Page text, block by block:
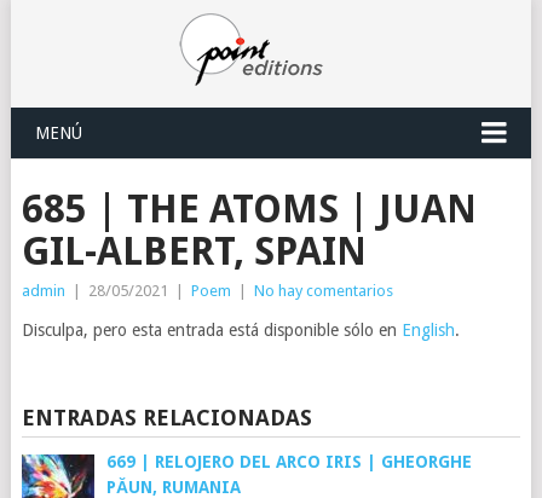
MENÚ
685 | THE ATOMS | JUAN
GIL-ALBERT, SPAIN
admin 28/05/2021 Poem No hay comentarios
Disculpa, pero esta entrada está disponible sólo en English.
ENTRADAS RELACIONADAS
669 | RELOJERO DEL ARCO IRIS | GHEORGHE
PĂUN, RUMANIA